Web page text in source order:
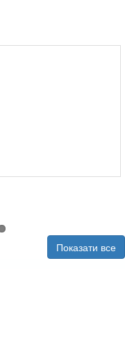
Показати все